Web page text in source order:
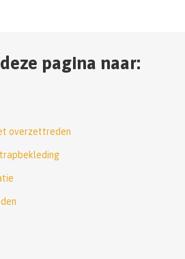
pagina naar:
overzettreden